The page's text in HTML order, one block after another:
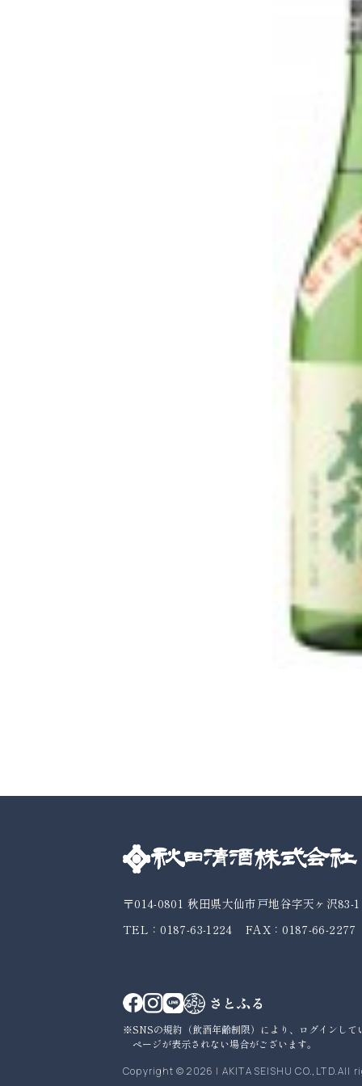
〒014-0801 秋田県大仙市戸地谷字天ヶ沢83-1
TEL：0187-63-1224
FAX：0187-66-2277
SNSの規約（飲酒年齢制限）により、ログインして
ページが表示されない場合がございます。
Copyright © 2026 | AKITA SEISHU CO.,LTD.All